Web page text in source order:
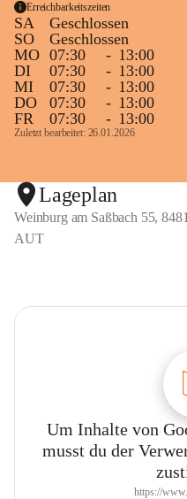
Erreichbarkeitszeiten
SA
Geschlossen
SO
Geschlossen
MO 07:30 - 13:00
DI
07:30 - 13:00
MI
07:30 - 13:00
DO
07:30 - 13:00
FR
07:30 - 13:00
Zuletzt bearbeitet: 26.01.2026
Lageplan
Weinburg am Saßbach 55,
AUT
Um Inhalte von
musst du der
https://